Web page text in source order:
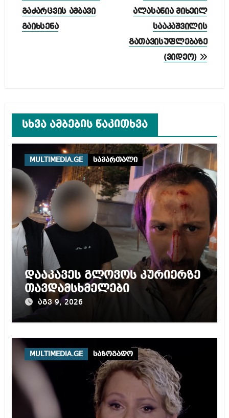
გაძარცვის ამბავი
გაიხსენა
ალასანია მიხეილ
სააკაშვილის
გათავისუფლებაზე
(ვიდეო)
სხვა ამბების წაკითხვა
MULTIMEDIA.GE სამართალი
დააკავეს გლოვოს კურიერზე
თავდამსხმელები
აგვ 9, 2026
MULTIMEDIA.GE საზოგადო